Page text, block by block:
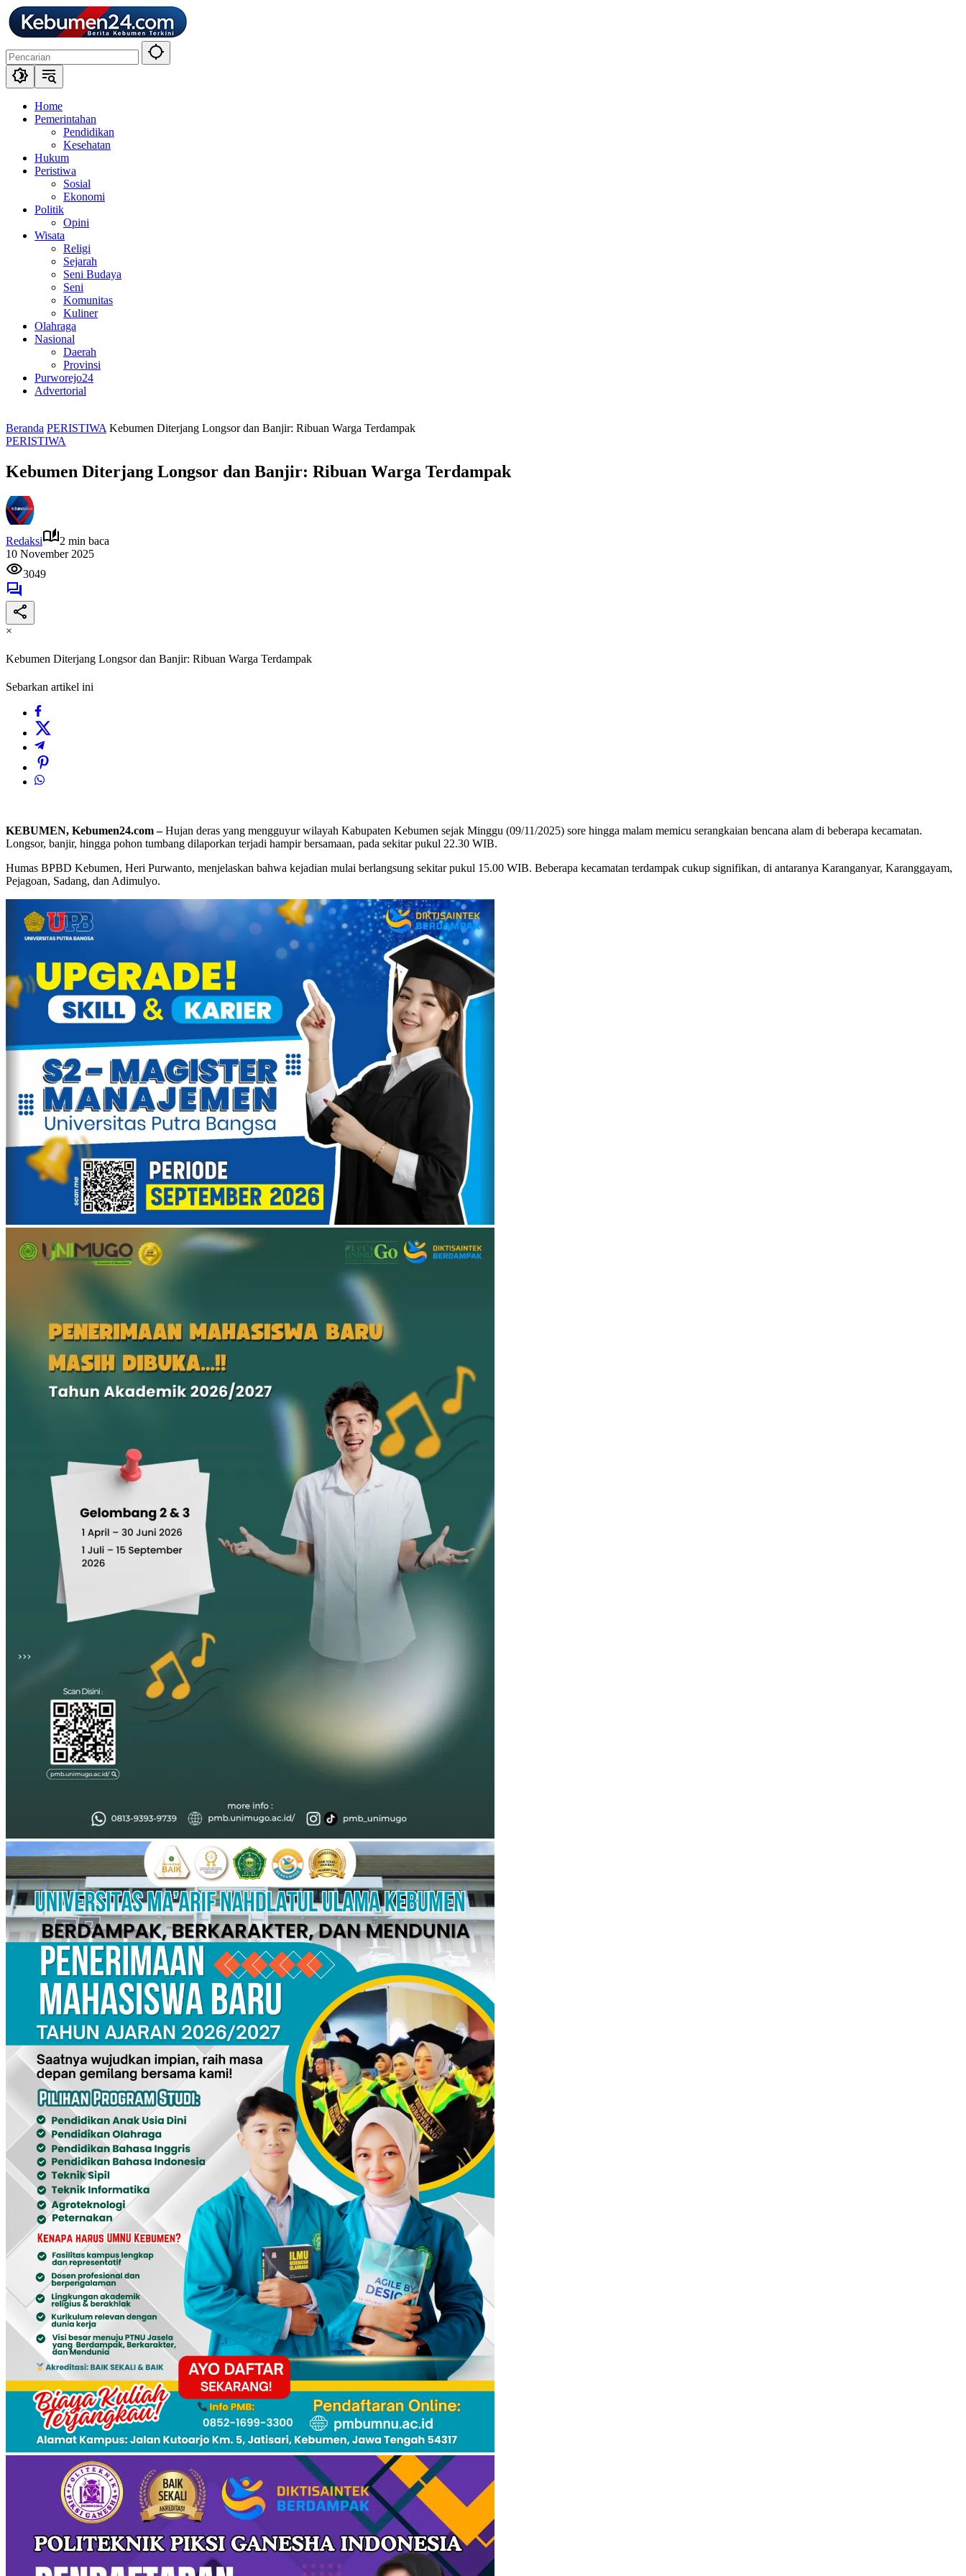
Langsung
ke
konten
Home
Pemerintahan
Pendidikan
Kesehatan
Hukum
Peristiwa
Sosial
Ekonomi
Politik
Opini
Wisata
Religi
Sejarah
Seni Budaya
Seni
Komunitas
Kuliner
Olahraga
Nasional
Daerah
Provinsi
Purworejo24
Advertorial
Beranda PERISTIWA Kebumen Diterjang Longsor dan Banjir: Ribuan Warga Terdampak
PERISTIWA
Kebumen Diterjang Longsor dan Banjir: Ribuan Warga Terdampak
Redaksi
2 min baca
10 November 2025
3049
×
Kebumen Diterjang Longsor dan Banjir: Ribuan Warga Terdampak
Sebarkan artikel ini
KEBUMEN, Kebumen24.com –Hujan deras yang mengguyur wilayah Kabupaten Kebumen sejak Minggu (09/11/2025) sore hingga malam memicu serangkaian bencana alam di beberapa kecamatan.
Longsor, banjir, hingga pohon tumbang dilaporkan terjadi hampir bersamaan, pada sekitar pukul 22.30 WIB.
Humas BPBD Kebumen, Heri Purwanto, menjelaskan bahwa kejadian mulai berlangsung sekitar pukul 15.00 WIB. Beberapa kecamatan terdampak cukup signifikan, di antaranya Karanganyar, Karanggayam,
Pejagoan, Sadang, dan Adimulyo.